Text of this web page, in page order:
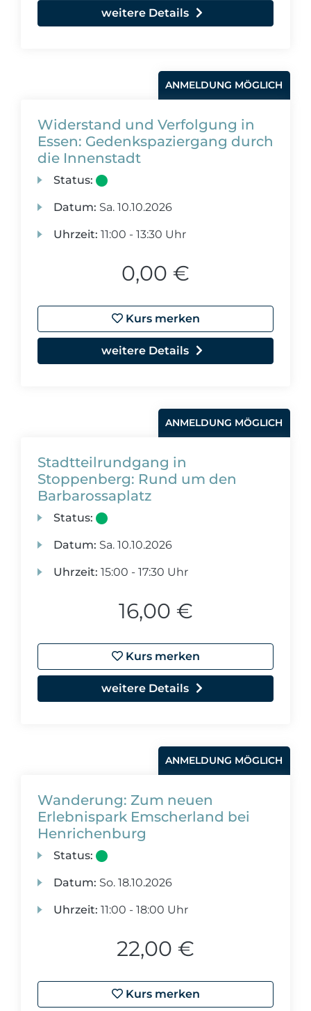
weitere Details
ANMELDUNG MÖGLICH
Widerstand und Verfolgung in
Essen: Gedenkspaziergang durch
die Innenstadt
Status:
Datum: Sa. 10.10.2026
Uhrzeit: 11:00 - 13:30 Uhr
0,00 €
Kurs merken
weitere Details
ANMELDUNG MÖGLICH
Stadtteilrundgang in
Stoppenberg: Rund um den
Barbarossaplatz
Status:
Datum: Sa. 10.10.2026
Uhrzeit: 15:00 - 17:30 Uhr
16,00 €
Kurs merken
weitere Details
ANMELDUNG MÖGLICH
Wanderung: Zum neuen
Erlebnispark Emscherland bei
Henrichenburg
Status:
Datum: So. 18.10.2026
Uhrzeit: 11:00 - 18:00 Uhr
22,00 €
Kurs merken